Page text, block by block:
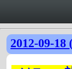
2012-09-18